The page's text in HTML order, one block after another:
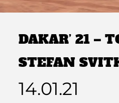
DAKAR’ 21 –
STEFAN
14.01.21